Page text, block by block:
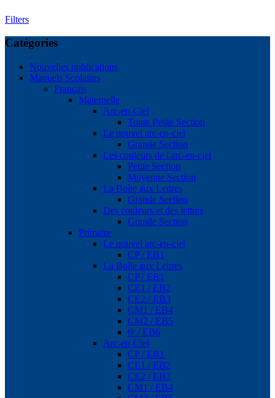
Filters
Catégories
Nouvelles publications
Manuels Scolaires
Français
Maternelle
Arc-en-Ciel
Toute Petite Section
Le nouvel arc-en-ciel
Grande Section
Les couleurs de l'arc-en-ciel
Petite Section
Moyenne Section
La Boîte aux Lettres
Grande Section
Des couleurs et des lettres
Grande Section
Primaire
Le nouvel arc-en-ciel
CP / EB1
La Boîte aux Lettres
CP / EB1
CE1 / EB2
CE2 / EB3
CM1 / EB4
CM2 / EB5
6ᵉ / EB6
Arc-en-Ciel
CP / EB1
CE1 / EB2
CE2 / EB3
CM1 / EB4